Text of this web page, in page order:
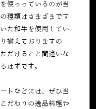
使っっているのが当
種類はさまざまです
た和牛を使用してい
揃えておりますの
だけること間違いな
はずです。
トなどには、ぜひ当
だわりの逸品料理や